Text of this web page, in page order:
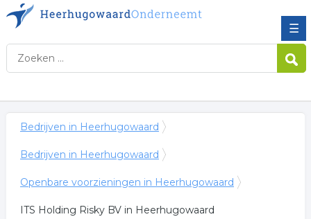
☰
Bedrijven in Heerhugowaard
Bedrijven in Heerhugowaard
Openbare voorzieningen in Heerhugowaard
ITS Holding Risky BV in Heerhugowaard